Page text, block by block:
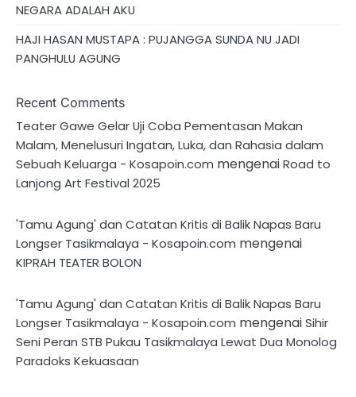
NEGARA ADALAH AKU
HAJI HASAN MUSTAPA : PUJANGGA SUNDA NU JADI
PANGHULU AGUNG
Recent Comments
Teater Gawe Gelar Uji Coba Pementasan Makan
Malam, Menelusuri Ingatan, Luka, dan Rahasia dalam
Sebuah Keluarga - Kosapoin.com mengenaiRoad to
Lanjong Art Festival 2025
'Tamu Agung' dan Catatan Kritis di Balik Napas Baru
Longser Tasikmalaya - Kosapoin.com mengenai
KIPRAH TEATER BOLON
'Tamu Agung' dan Catatan Kritis di Balik Napas Baru
Longser Tasikmalaya - Kosapoin.com mengenaiSihir
Seni Peran STB Pukau Tasikmalaya Lewat Dua Monolog
Paradoks Kekuasaan